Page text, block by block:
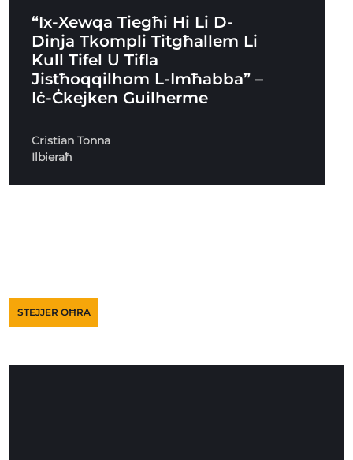
“Ix-Xewqa Tiegħi Hi Li D-
Dinja Tkompli Titgħallem Li
Kull Tifel U Tifla
Jistħoqqilhom L-Imħabba” –
Iċ-Ċkejken Guilherme
Cristian Tonna
Ilbieraħ
STEJJER OĦRA